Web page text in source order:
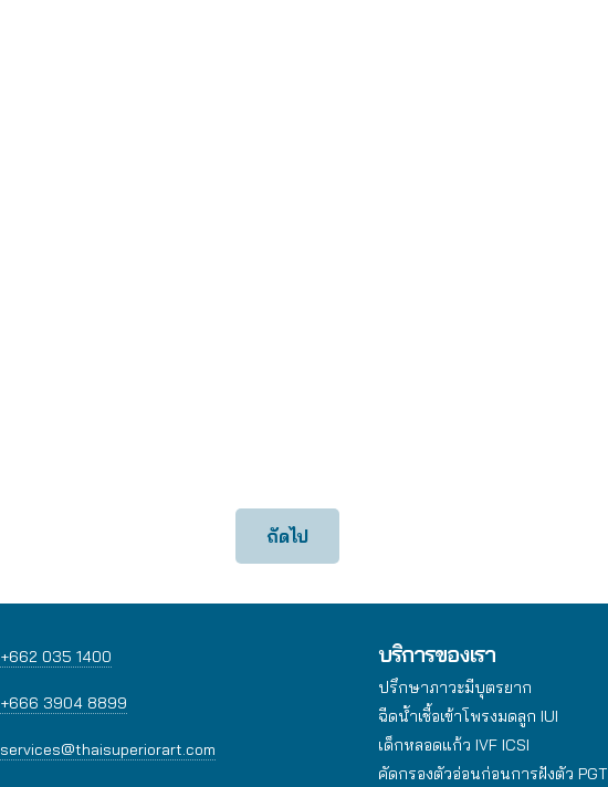
ถัดไป
+662 035 1400
+666 3904 8899
services@thaisuperiorart.com
บริการของเรา
ปรึกษาภาวะมีบุตรยาก
ฉีดน้ำเชื้อเข้าโพรงมดลูก IUI
เด็กหลอดแก้ว IVF ICSI
คัดกรองตัวอ่อนก่อนการฝังตัว PGT